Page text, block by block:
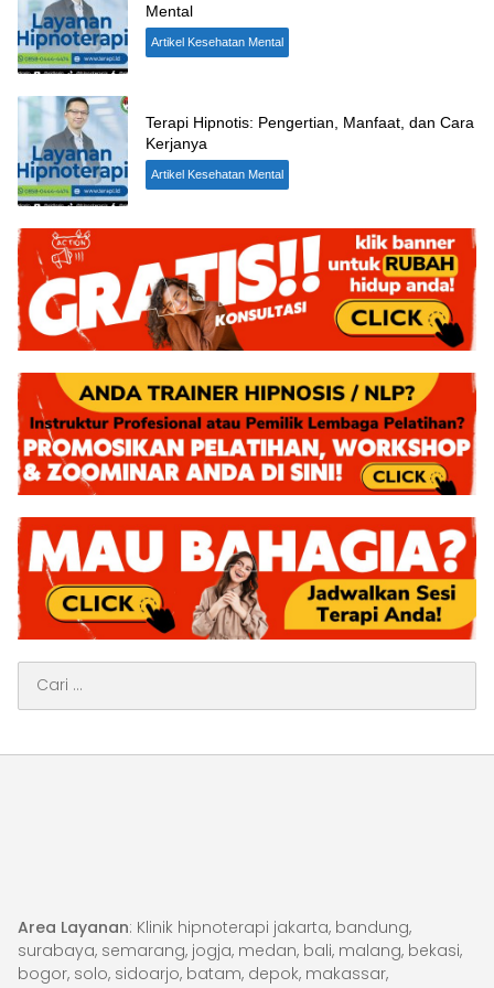
Mental
Artikel Kesehatan Mental
Terapi Hipnotis: Pengertian, Manfaat, dan Cara
Kerjanya
Artikel Kesehatan Mental
untuk:
Area Layanan: Klinik hipnoterapi jakarta, bandung,
surabaya, semarang, jogja, medan, bali, malang, bekasi,
bogor, solo, sidoarjo, batam, depok, makassar,